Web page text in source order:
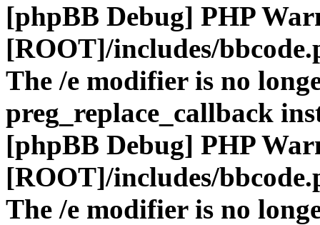
[phpBB Debug] PHP
[ROOT]/includes/
The /e modifier is no
preg_replace_callback
[phpBB Debug] PHP
[ROOT]/includes/
The /e modifier is no